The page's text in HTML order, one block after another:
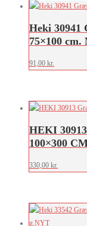
Heki 30941
75×100 cm.
91,00 kr.
HEKI
100×300
330,00 kr.